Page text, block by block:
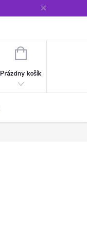
NÁKUPNÝ
Prázdny košík